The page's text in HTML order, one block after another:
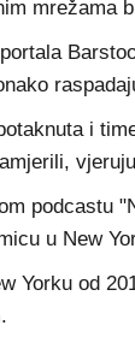
mrežama
i
podcastu
u New
Yorku od